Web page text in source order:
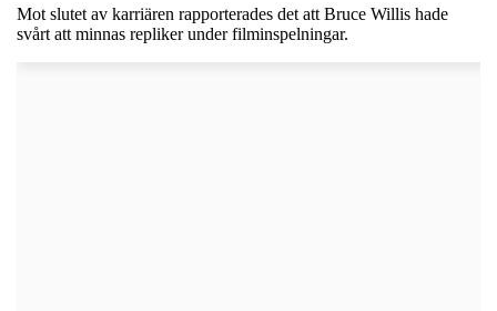
Mot slutet av karriären rapporterades det att Bruce Willis hade
svårt att minnas repliker under filminspelningar.